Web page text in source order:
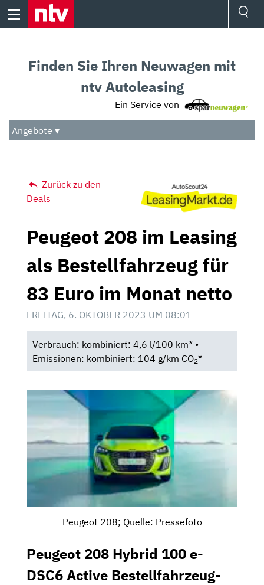
Skip
Audio
Das Beste
Finden Sie Ihren Neuwagen mit
ntv Autoleasing
Ein Service von
Angebote ▾
Zurück zu den
Deals
Peugeot 208 im Leasing
als Bestellfahrzeug für
83 Euro im Monat netto
FREITAG, 6. OKTOBER 2023 UM 08:01
Verbrauch: kombiniert: 4,6 l/100 km* •
Emissionen: kombiniert: 104 g/km CO2*
Peugeot 208; Quelle: Pressefoto
Peugeot 208 Hybrid 100 e-
DSC6 Active Bestellfahrzeug-